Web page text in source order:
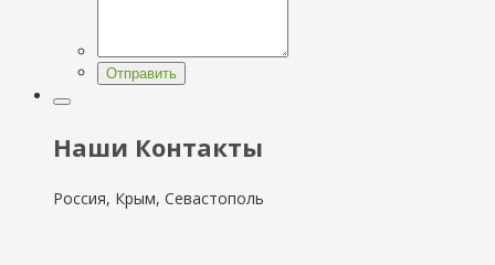
Отправить
Наши Контакты
Россия, Крым, Севастополь